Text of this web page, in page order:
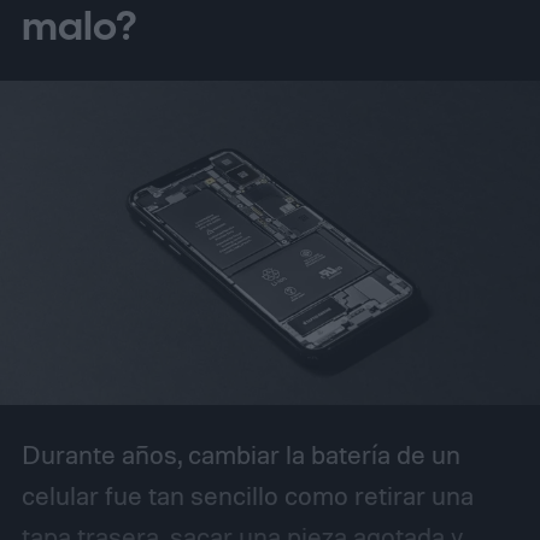
brillantes, detalles de sombra más ricos y
malo?
Durante años, cambiar la batería de un
celular fue tan sencillo como retirar una